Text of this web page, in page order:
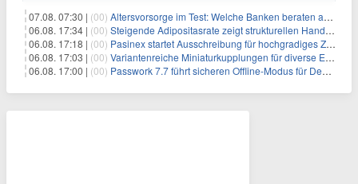
07.08. 07:30 | (00) Altersvorsorge im Test: Welche Banken beraten am besten?
06.08. 17:34 | (00) Steigende Adipositasrate zeigt strukturellen Handlungsbedarf bei der Ernährung schulpflichtiger Kinder
06.08. 17:18 | (00) Pasinex startet Ausschreibung für hochgradiges Zinksulfidkonzentrat mit Germanium- und Silbergehalten und stellt ein Betriebsupdate bereit
06.08. 17:03 | (00) Variantenreiche Miniaturkupplungen für diverse Einsatzbereiche
06.08. 17:00 | (00) Passwork 7.7 führt sicheren Offline-Modus für Desktop- und Mobile-Apps ein